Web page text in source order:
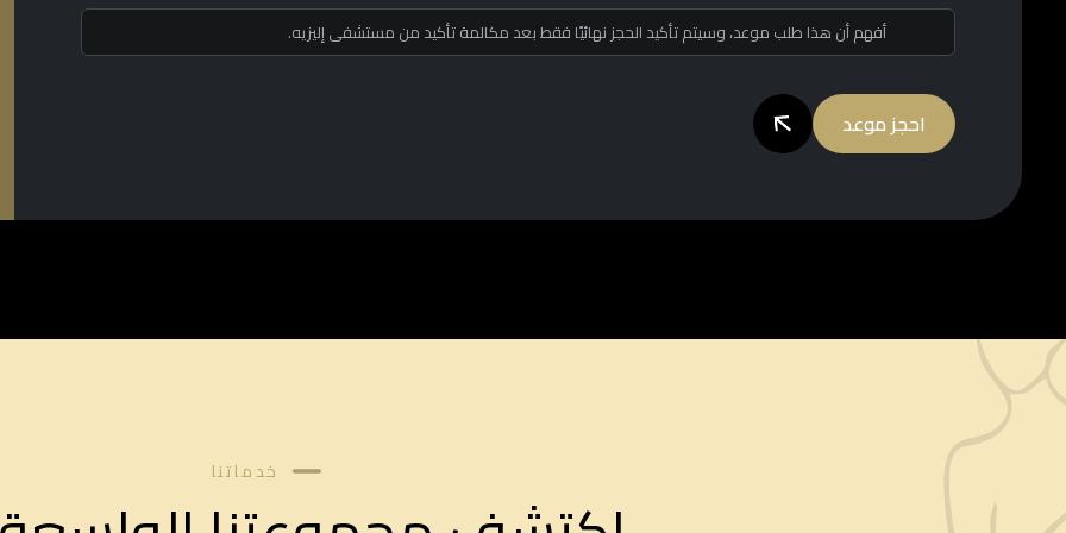
أفهم أن هذا طلب موعد، وسيتم تأكيد الحجز نهائيًا فقط بعد مكالمة تأكيد من مستشفى إليزيه.
احجز موعد
خدماتنا